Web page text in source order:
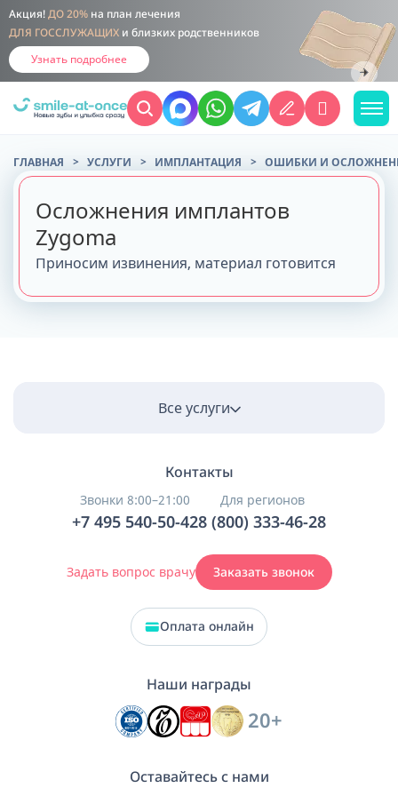
Акция! ДО 20% на план лечения
ДЛЯ ГОССЛУЖАЩИХ и близких родственников
Узнать подробнее
ГЛАВНАЯ УСЛУГИ ИМПЛАНТАЦИЯ ОШИБКИ И
Осложнения имплантов
Zygoma
Приносим извинения, материал готовится
Все услуги
Контакты
Звонки 8:00–21:00
+7 495 540-50-42
Для регионов
8 (800) 333-46-28
Задать вопрос врачу Заказать звонок
Оплата онлайн
Наши награды
20+
Оставайтесь с нами